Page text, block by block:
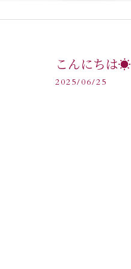
こんにちは☀️
2025/06/25